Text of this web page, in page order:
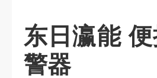
东日瀛能
警器